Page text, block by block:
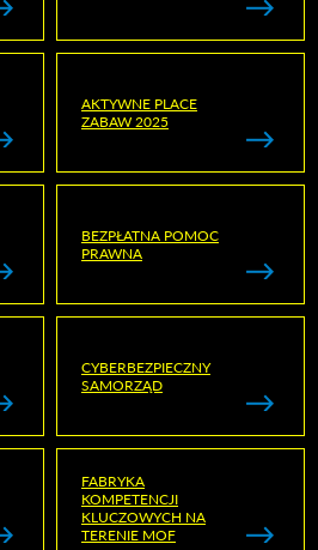
AKTYWNE PLACE
ZABAW 2025
BEZPŁATNA POMOC
PRAWNA
CYBERBEZPIECZNY
SAMORZĄD
FABRYKA
KOMPETENCJI
KLUCZOWYCH NA
TERENIE MOF